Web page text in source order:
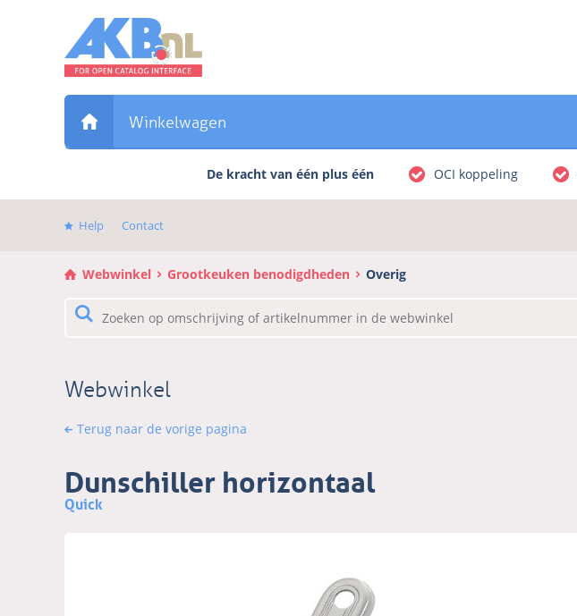
Direct
het
hoofdmenu
Winkelwagen
De kracht van één plus één OCI koppeling
Help Contact
Webwinkel Grootkeuken benodigdheden Overig
Webwinkel
Terug naar de vorige pagina
Dunschiller horizontaal
Quick